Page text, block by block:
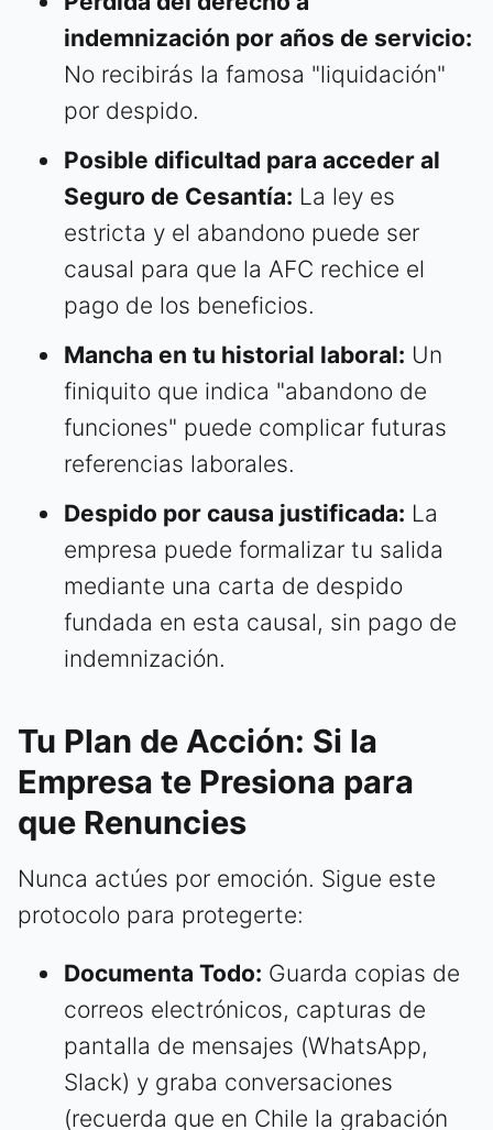
indemnización por años de servicio:
No recibirás la famosa "liquidación"
por despido.
Posible dificultad para acceder al
Seguro de Cesantía: La ley es
estricta y el abandono puede ser
causal para que la AFC rechice el
pago de los beneficios.
Mancha en tu historial laboral: Un
finiquito que indica "abandono de
funciones" puede complicar futuras
referencias laborales.
Despido por causa justificada: La
empresa puede formalizar tu salida
mediante una carta de despido
fundada en esta causal, sin pago de
indemnización.
Tu Plan de Acción: Si la
Empresa te Presiona para
que Renuncies
Nunca actúes por emoción. Sigue este
protocolo para protegerte:
Documenta Todo: Guarda copias de
correos electrónicos, capturas de
pantalla de mensajes (WhatsApp,
Slack) y graba conversaciones
(recuerda que en Chile la grabación